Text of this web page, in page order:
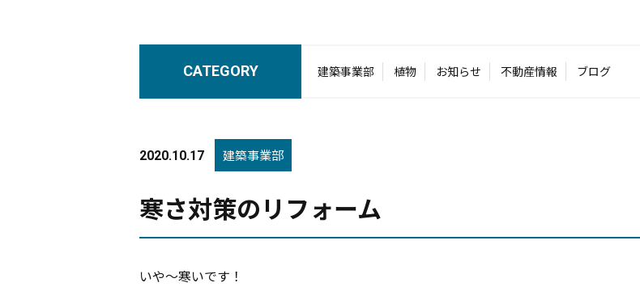
CATEGORY 建築事業部 植物 お知らせ 不動産情報 ブログ
2020.10.17 建築事業部
寒さ対策のリフォーム
いや～寒いです！